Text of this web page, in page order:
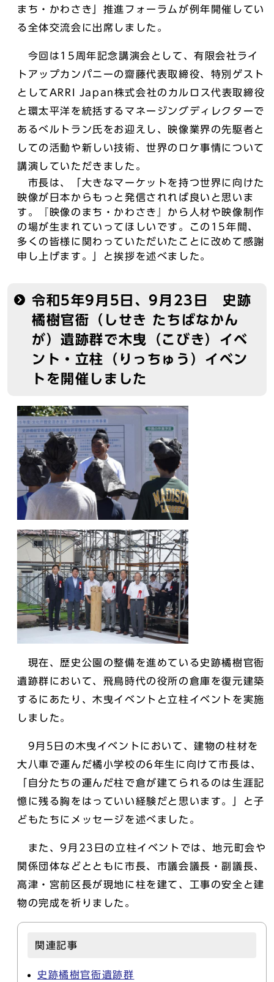
まち・かわさき」推進フォーラムが例年開催してい
る全体交流会に出席しました。
今回は15周年記念講演会として、有限会社ライ
トアップカンパニーの齋藤代表取締役、特別ゲスト
としてARRI Japan株式会社のカルロス代表取締役
と環太平洋を統括するマネージングディレクターで
あるべルトラン氏をお迎えし、映像業界の先駆者と
しての活動や新しい技術、世界のロケ事情について
講演していただきました。
市長は、「大きなマーケットを持つ世界に向けた
映像が日本からもっと発信されれば良いと思いま
す。『映像のまち・かわさき』から人材や映像制作
の場が生まれていってほしいです。この15年間、
多くの皆様に関わっていただいたことに改めて感謝
申し上げます。」と挨拶を述べました。
令和5年9月5日、9月23日 史跡
橘樹官衙（しせき たちばなかん
が）遺跡群で木曳（こびき）イベ
ント・立柱（りっちゅう）イベン
トを開催しました
現在、歴史公園の整備を進めている史跡橘樹官衙
遺跡群において、飛鳥時代の役所の倉庫を復元建築
するにあたり、木曳イベントと立柱イベントを実施
しました。
9月5日の木曳イベントにおいて、建物の柱材を
大八車で運んだ橘小学校の6年生に向けて市長は、
「自分たちの運んだ柱で倉が建てられるのは生涯記
憶に残る胸をはっていい経験だと思います。」と子
どもたちにメッセージを述べました。
また、9月23日の立柱イベントでは、地元町会や
関係団体などとともに市長、市議会議長・副議長、
高津・宮前区長が現地に柱を建て、工事の安全と建
物の完成を祈りました。
関連記事
史跡橘樹官衙遺跡群